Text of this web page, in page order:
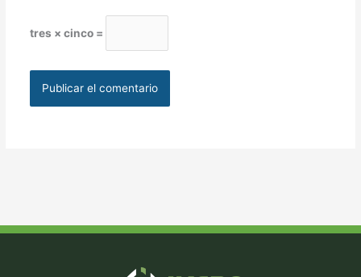
tres × cinco =